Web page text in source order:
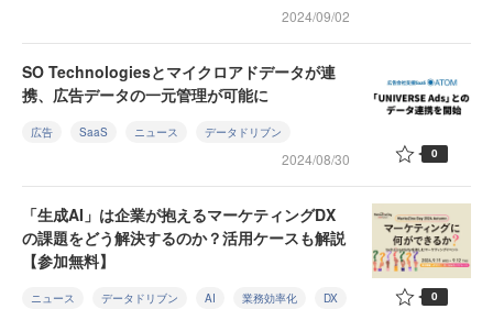
2024/09/02
SO Technologiesとマイクロアドデータが連
携、広告データの一元管理が可能に
広告 SaaS ニュース データドリブン
2024/08/30 0
「生成AI」は企業が抱えるマーケティングDX
の課題をどう解決するのか？活用ケースも解説
【参加無料】
ニュース データドリブン AI 業務効率化 DX 0